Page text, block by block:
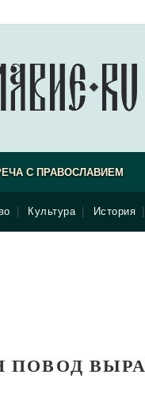
С ПРАВОСЛАВИЕМ
Культура История
ПОВОД